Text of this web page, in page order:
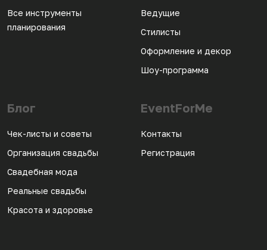
Все инструменты
планирования
Ведущие
Стилисты
Оформление и декор
Шоу-программа
Блог
Чек-листы и советы
Организация свадьбы
Свадебная мода
Реальные свадьбы
Красота и здоровье
EventForMe
Контакты
Регистрация